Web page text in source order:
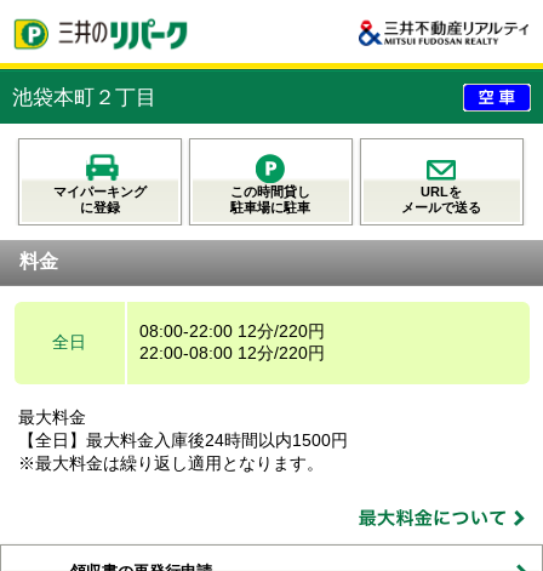
池袋本町２丁目
マイパーキング
に登録
この時間貸し
駐車場に駐車
URLを
メールで送る
料金
全日
08:00-22:00 12分/220円
22:00-08:00 12分/220円
最大料金
【全日】最大料金入庫後24時間以内1500円
※最大料金は繰り返し適用となります。